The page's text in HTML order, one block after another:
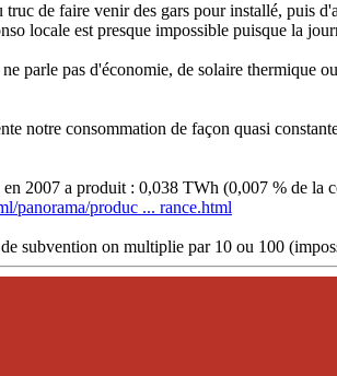
de faire venir des gars pour installé, puis
locale est presque impossible puisque la
parle pas d'économie, de solaire thermique
notre consommation de façon quasi
2007 a produit : 0,038 TWh (0,007 % de la
panorama/produc ... rance.html
subvention on multiplie par 10 ou 100